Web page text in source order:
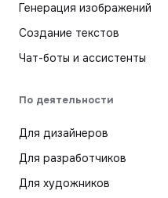
Генерация изображений
Создание текстов
Чат-боты и ассистенты
По деятельности
Для дизайнеров
Для разработчиков
Для художников